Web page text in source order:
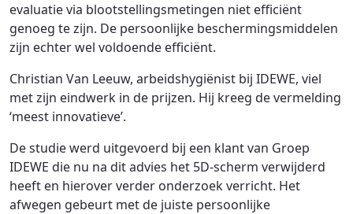
evaluatie via blootstellingsmetingen niet efficiënt
genoeg te zijn. De persoonlijke beschermingsmiddelen
zijn echter wel voldoende efficiënt.
Christian Van Leeuw, arbeidshygiënist bij IDEWE, viel
met zijn eindwerk in de prijzen. Hij kreeg de vermelding
‘meest innovatieve’.
De studie werd uitgevoerd bij een klant van Groep
IDEWE die nu na dit advies het 5D-scherm verwijderd
heeft en hierover verder onderzoek verricht. Het
afwegen gebeurt met de juiste persoonlijke